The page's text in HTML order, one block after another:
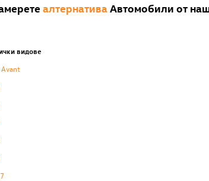
алтернатива Автомобили от
видове